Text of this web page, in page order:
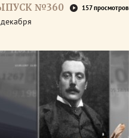
№360 157 просмотров